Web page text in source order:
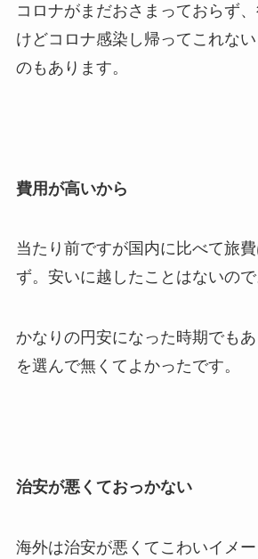
コロナがまだおさまっておらず
けどコロナ感染し帰ってこれな
のもあります。
費用が高いから
当たり前ですが国内に比べて旅
ず。安いに越したことはないので
かなりの円安になった時期でも
を選んで無くてよかったです。
治安が悪くておっかない
海外は治安が悪くてこわいイメー